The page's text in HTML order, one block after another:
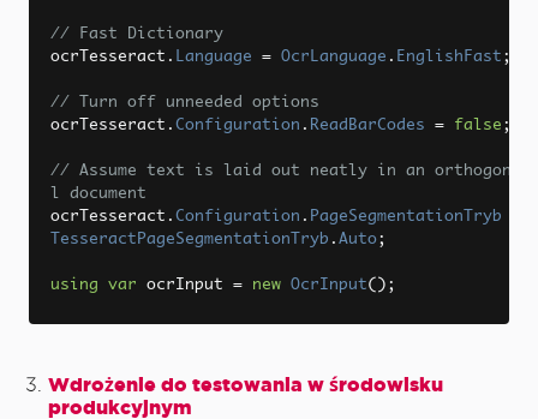
// Fast Dictionary
ocrTesseract . Language = OcrLanguage . EnglishFast ;
// Turn off unneeded options
ocrTesseract . Configuration . ReadBarCodes = false ;
// Assume text is laid out neatly in an orthogona
l document
ocrTesseract . Configuration . PageSegmentationTryb
TesseractPageSegmentationTryb . Auto;
using var ocrInput = new OcrInput();
Console
WriteLine ocrResult Text );
Wdrożenie do testowania w środowisku
produkcyjnym